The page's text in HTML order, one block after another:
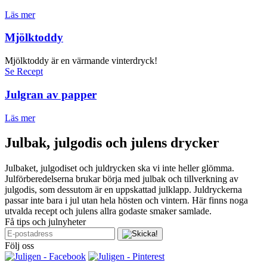
Läs mer
Mjölktoddy
Mjölktoddy är en värmande vinterdryck!
Se Recept
Julgran av papper
Läs mer
Julbak, julgodis och julens drycker
Julbaket, julgodiset och juldrycken ska vi inte heller glömma.
Julförberedelserna brukar börja med julbak och tillverkning av
julgodis, som dessutom är en uppskattad julklapp. Juldryckerna
passar inte bara i jul utan hela hösten och vintern. Här finns noga
utvalda recept och julens allra godaste smaker samlade.
Få tips och julnyheter
Följ oss